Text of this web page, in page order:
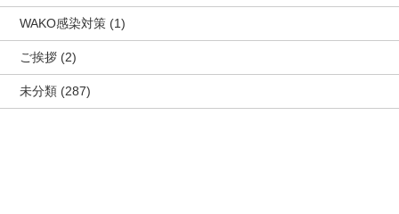
WAKO感染対策 (1)
ご挨拶 (2)
未分類 (287)